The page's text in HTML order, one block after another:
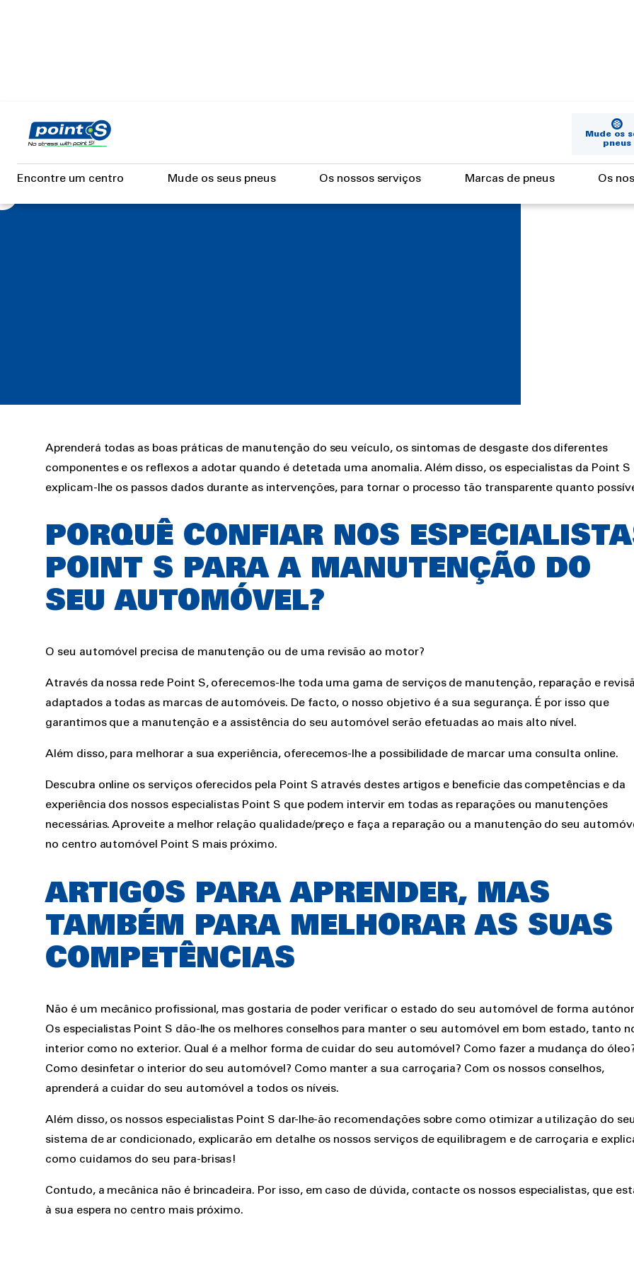
content
Mude os
pneus
Encontre um centro Mude os seus pneus Os nossos serviços Marcas de pneus Os
Rich
Aprenderá todas as boas práticas de manutenção do seu veículo, os sintomas de desgaste dos diferentes
componentes e os reflexos a adotar quando é detetada uma anomalia. Além disso, os especialistas da Point S
explicam-lhe os passos dados durante as intervenções, para tornar o processo tão transparente quanto
PORQUÊ CONFIAR NOS
POINT S PARA A MANUTENÇÃO DO
SEU AUTOMÓVEL?
O seu automóvel precisa de manutenção ou de uma revisão ao motor?
Através da nossa rede Point S, oferecemos-lhe toda uma gama de serviços de manutenção, reparação e
adaptados a todas as marcas de automóveis. De facto, o nosso objetivo é a sua segurança. É por isso que
garantimos que a manutenção e a assistência do seu automóvel serão efetuadas ao mais alto nível.
Além disso, para melhorar a sua experiência, oferecemos-lhe a possibilidade de marcar uma consulta online.
Descubra online os serviços oferecidos pela Point S através destes artigos e beneficie das competências e da
experiência dos nossos especialistas Point S que podem intervir em todas as reparações ou manutenções
necessárias. Aproveite a melhor relação qualidade/preço e faça a reparação ou a manutenção do seu
no centro automóvel Point S mais próximo.
ARTIGOS PARA APRENDER, MAS
TAMBÉM PARA MELHORAR AS SUAS
COMPETÊNCIAS
Não é um mecânico profissional, mas gostaria de poder verificar o estado do seu automóvel de forma
Os especialistas Point S dão-lhe os melhores conselhos para manter o seu automóvel em bom estado, tanto
interior como no exterior. Qual é a melhor forma de cuidar do seu automóvel? Como fazer a mudança do
Como desinfetar o interior do seu automóvel? Como manter a sua carroçaria? Com os nossos conselhos,
aprenderá a cuidar do seu automóvel a todos os níveis.
Além disso, os nossos especialistas Point S dar-lhe-ão recomendações sobre como otimizar a utilização do seu
sistema de ar condicionado, explicarão em detalhe os nossos serviços de equilibragem e de carroçaria e
como cuidamos do seu para-brisas!
Contudo, a mecânica não é brincadeira. Por isso, em caso de dúvida, contacte os nossos especialistas, que
à sua espera no centro mais próximo.